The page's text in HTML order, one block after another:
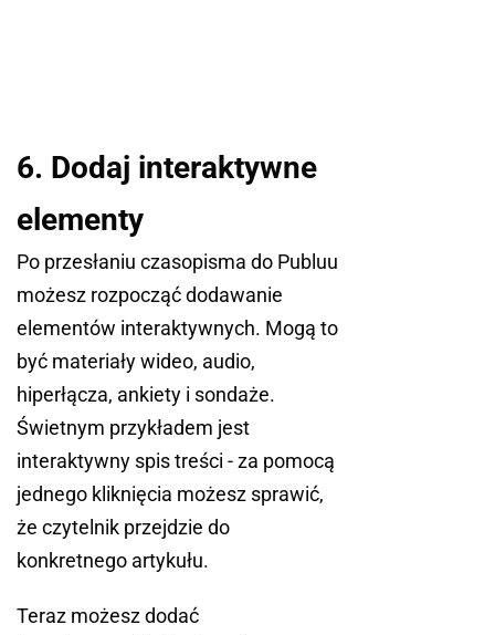
6. Dodaj interaktywne
elementy
Po przesłaniu czasopisma do Publuu
możesz rozpocząć dodawanie
elementów interaktywnych. Mogą to
być materiały wideo, audio,
hiperłącza, ankiety i sondaże.
Świetnym przykładem jest
interaktywny spis treści - za pomocą
jednego kliknięcia możesz sprawić,
że czytelnik przejdzie do
konkretnego artykułu.
Teraz możesz dodać